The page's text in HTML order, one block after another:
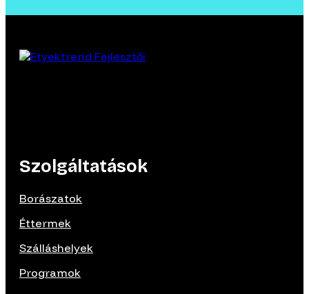
Szolgáltatások
Borászatok
Éttermek
Szálláshelyek
Programok